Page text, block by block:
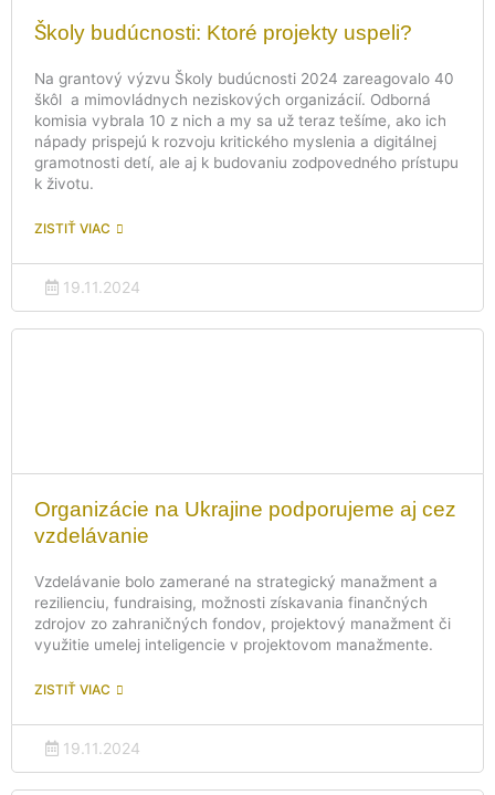
Školy budúcnosti: Ktoré projekty uspeli?
Na grantový výzvu Školy budúcnosti 2024 zareagovalo 40
škôl a mimovládnych neziskových organizácií. Odborná
komisia vybrala 10 z nich a my sa už teraz tešíme, ako ich
nápady prispejú k rozvoju kritického myslenia a digitálnej
gramotnosti detí, ale aj k budovaniu zodpovedného prístupu
k životu.
ZISTIŤ VIAC
19.11.2024
Organizácie na Ukrajine podporujeme aj cez
vzdelávanie
Vzdelávanie bolo zamerané na strategický manažment a
rezilienciu, fundraising, možnosti získavania finančných
zdrojov zo zahraničných fondov, projektový manažment či
využitie umelej inteligencie v projektovom manažmente.
ZISTIŤ VIAC
19.11.2024